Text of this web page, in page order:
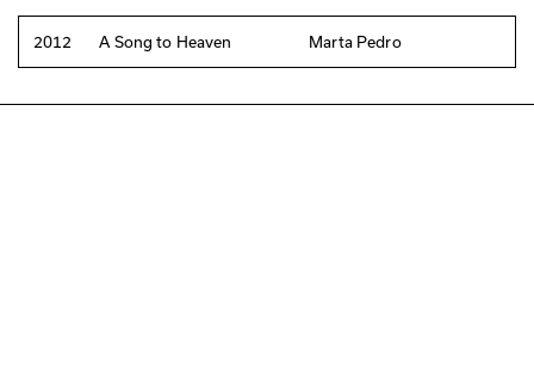
2012 A Song to Heaven Marta Pedro